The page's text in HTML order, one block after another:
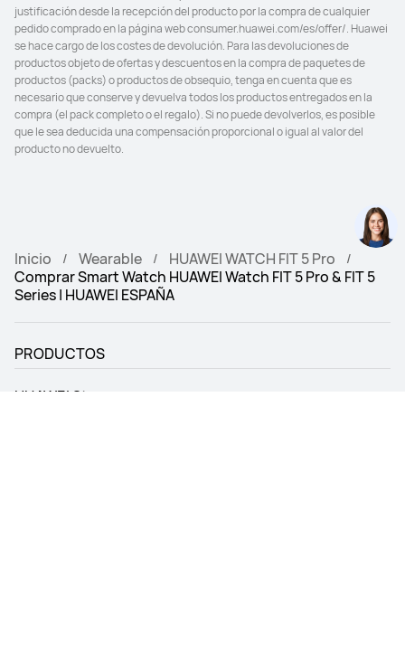
justificación desde la recepción del producto por la compra de cualquier
pedido comprado en la página web consumer.huawei.com/es/offer/. Huawei
se hace cargo de los costes de devolución. Para las devoluciones de
productos objeto de ofertas y descuentos en la compra de paquetes de
productos (packs) o productos de obsequio, tenga en cuenta que es
necesario que conserve y devuelva todos los productos entregados en la
compra (el pack completo o el regalo). Si no puede devolverlos, es posible
que le sea deducida una compensación proporcional o igual al valor del
producto no devuelto.
Inicio Wearable
HUAWEI WATCH FIT 5 Pro
Comprar Smart Watch HUAWEI Watch FIT 5 Pro & FIT 5
Series | HUAWEI ESPAÑA
PRODUCTOS
HUAWEI Store